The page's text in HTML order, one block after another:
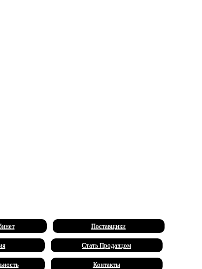
Поставщики
Стать Продавцом
Контакты